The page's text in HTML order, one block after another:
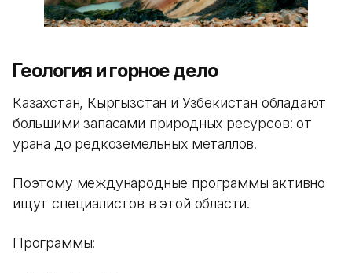
Геология и горное дело
Казахстан, Кыргызстан и Узбекистан обладают
большими запасами природных ресурсов: от
урана до редкоземельных металлов.
Поэтому международные программы активно
ищут специалистов в этой области.
Программы: